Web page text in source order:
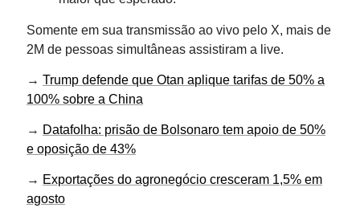
Somente em sua transmissão ao vivo pelo X, mais de
2M de pessoas simultâneas assistiram a live.
→ Trump defende que Otan aplique tarifas de 50% a
100% sobre a China
→ Datafolha: prisão de Bolsonaro tem apoio de 50%
e oposição de 43%
→ Exportações do agronegócio cresceram 1,5% em
agosto